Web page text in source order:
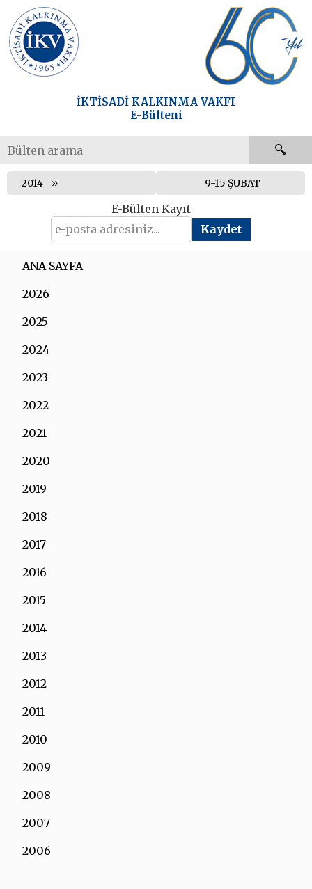
İKTİSADİ KALKINMA VAKFI
E-Bülteni
2014 9-15 ŞUBAT
E-Bülten Kayıt
ANA SAYFA
2026
2025
2024
2023
2022
2021
2020
2019
2018
2017
2016
2015
2014
2013
2012
2011
2010
2009
2008
2007
2006